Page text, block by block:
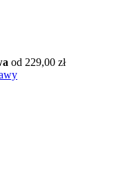
od 229,00 zł